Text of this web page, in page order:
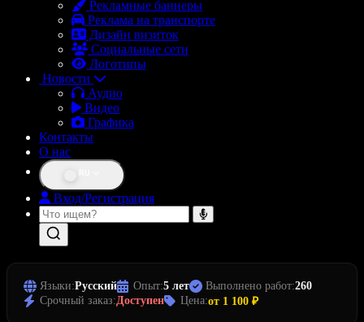
Рекламные баннеры
Реклама на транспорте
Дизайн визиток
Социальные сети
Логотипы
Новости
Аудио
Видео
Графика
Контакты
О нас
Вход/Регистрация
Языки:Русский Опыт:5 лет Выполнено работ:260
Срочный заказ:Доступен Цена:от 1 100 ₽